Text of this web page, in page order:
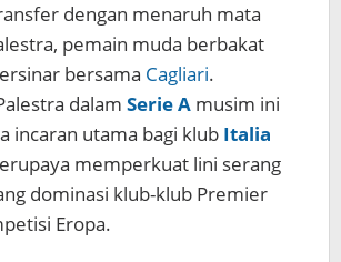
dengan menaruh mata
pemain muda berbakat
bersama Cagliari.
dalam Serie A musim ini
incaran utama bagi klub Italia
memperkuat lini serang
dominasi klub-klub Premier
Eropa.